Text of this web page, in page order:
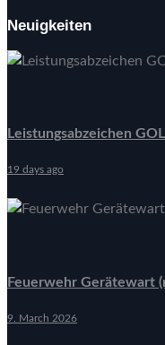
Neuigkeiten
Leistungsabzeichen
19 days ago
Feuerwehr Gerätewart
9. March 2026